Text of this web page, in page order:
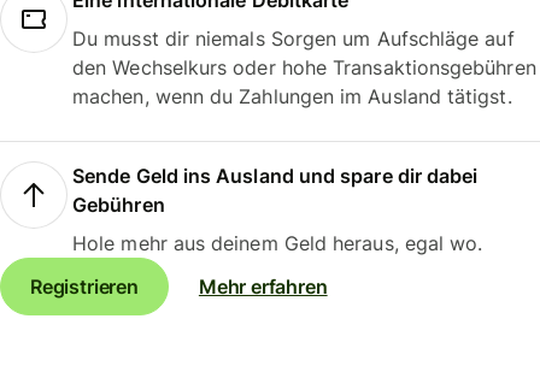
Du musst dir niemals Sorgen um Aufschläge auf
den Wechselkurs oder hohe Transaktionsgebühren
machen, wenn du Zahlungen im Ausland tätigst.
Sende Geld ins Ausland und spare dir dabei
Gebühren
Hole mehr aus deinem Geld heraus, egal wo.
Registrieren
Mehr erfahren